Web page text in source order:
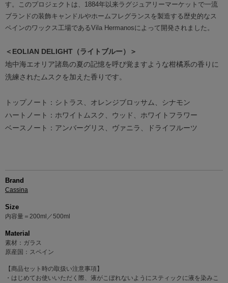
す。このプロジェクトは、1884年以来ラグジュアリーマーケットで一流
ブランドの装飾キャンドルやホームフレグランスを製造する歴史的なス
ペインのワックス工場であるVila Hermanosによって開発されました。
＜EOLIAN DELIGHT（ライトブルー）＞
地中海エオリア諸島の夏の記憶を呼び覚ますような柑橘系の香りに
洗練されたムスクを加えた香りです。
トップノート：シトラス、オレンジブロッサム、シナモン
ハートノート：ホワイトムスク、ウッド、ホワイトフラワー
ベースノート：アンバーグリス、ヴァニラ、ドライフルーツ
Brand
Cassina
Size
内容量＝200ml／500ml
Material
素材：ガラス
原産国：スペイン
【商品セット時の取扱い注意事項】
・はじめてお使いいただく際、液がこぼれないようにスティックに液を染みこ